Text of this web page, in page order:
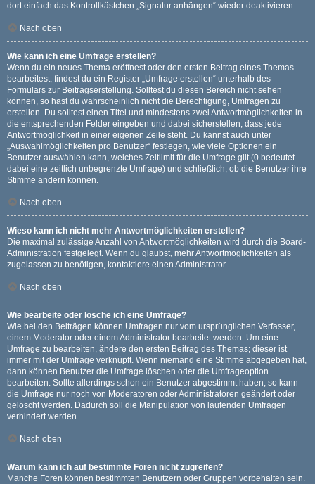
dort einfach das Kontrollkästchen „Signatur anhängen“ wieder deaktivieren.
Nach oben
Wie kann ich eine Umfrage erstellen?
Wenn du ein neues Thema eröffnest oder den ersten Beitrag eines Themas
bearbeitest, findest du ein Register „Umfrage erstellen“ unterhalb des
Formulars zur Beitragserstellung. Solltest du diesen Bereich nicht sehen
können, so hast du wahrscheinlich nicht die Berechtigung, Umfragen zu
erstellen. Du solltest einen Titel und mindestens zwei Antwortmöglichkeiten in
die entsprechenden Felder eingeben und dabei sicherstellen, dass jede
Antwortmöglichkeit in einer eigenen Zeile steht. Du kannst auch unter
„Auswahlmöglichkeiten pro Benutzer“ festlegen, wie viele Optionen ein
Benutzer auswählen kann, welches Zeitlimit für die Umfrage gilt (0 bedeutet
dabei eine zeitlich unbegrenzte Umfrage) und schließlich, ob die Benutzer ihre
Stimme ändern können.
Nach oben
Wieso kann ich nicht mehr Antwortmöglichkeiten erstellen?
Die maximal zulässige Anzahl von Antwortmöglichkeiten wird durch die Board-
Administration festgelegt. Wenn du glaubst, mehr Antwortmöglichkeiten als
zugelassen zu benötigen, kontaktiere einen Administrator.
Nach oben
Wie bearbeite oder lösche ich eine Umfrage?
Wie bei den Beiträgen können Umfragen nur vom ursprünglichen Verfasser,
einem Moderator oder einem Administrator bearbeitet werden. Um eine
Umfrage zu bearbeiten, ändere den ersten Beitrag des Themas; dieser ist
immer mit der Umfrage verknüpft. Wenn niemand eine Stimme abgegeben hat,
dann können Benutzer die Umfrage löschen oder die Umfrageoption
bearbeiten. Sollte allerdings schon ein Benutzer abgestimmt haben, so kann
die Umfrage nur noch von Moderatoren oder Administratoren geändert oder
gelöscht werden. Dadurch soll die Manipulation von laufenden Umfragen
verhindert werden.
Nach oben
Warum kann ich auf bestimmte Foren nicht zugreifen?
Manche Foren können bestimmten Benutzern oder Gruppen vorbehalten sein.